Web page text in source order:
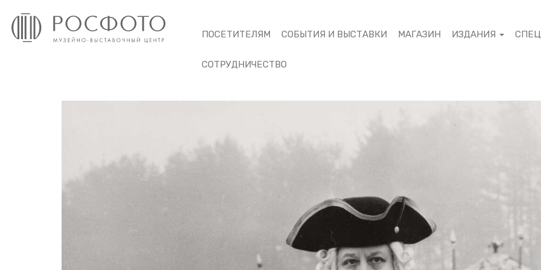
ПОСЕТИТЕЛЯМ СОБЫТИЯ И ВЫСТАВКИ МАГАЗИН ИЗДАНИЯ
СОТРУДНИЧЕСТВО